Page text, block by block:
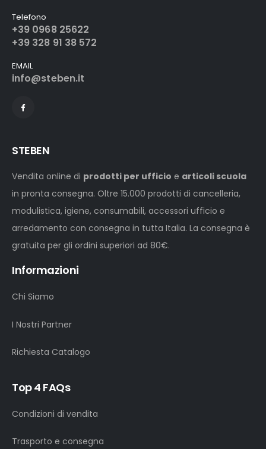
Telefono
+39 0968 25622
+39 328 91 38 572
EMAIL
info@steben.it
STEBEN
Vendita online di prodotti per ufficio e articoli scuola
in pronta consegna. Oltre 15.000 prodotti di cancelleria,
modulistica, igiene, consumabili, accessori ufficio e
arredamento con consegna in tutta Italia. La consegna è
gratuita per gli ordini superiori ad 80€.
Informazioni
Chi Siamo
I Nostri Partner
Richiesta Catalogo
Top 4 FAQs
Condizioni di vendita
Trasporto e consegna